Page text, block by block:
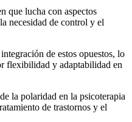
que lucha con aspectos
necesidad de control y el
de estos opuestos, lo
flexibilidad y adaptabilidad en
la polaridad en la psicoterapia
de trastornos y el